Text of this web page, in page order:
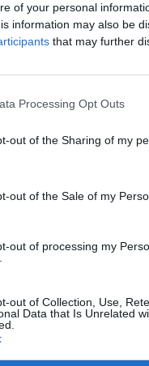
of your personal
information may also be
that may further
Processing Opt Outs
out of the Sharing of my
out of the Sale of my
out of processing my
out of Collection, Use,
Data that Is Unrelated
της μαθήσεως
βλέπετε,
γελάτε
κι από
έχουμε
στα
βάλεις για ν’